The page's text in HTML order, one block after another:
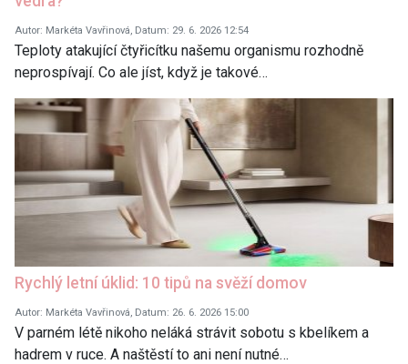
Autor: Markéta Vavřinová, Datum: 29. 6. 2026 12:54
Teploty atakující čtyřicítku našemu organismu rozhodně
neprospívají. Co ale jíst, když je takové…
Rychlý letní úklid: 10 tipů na svěží domov
Autor: Markéta Vavřinová, Datum: 26. 6. 2026 15:00
V parném létě nikoho neláká strávit sobotu s kbelíkem a
hadrem v ruce. A naštěstí to ani není nutné…